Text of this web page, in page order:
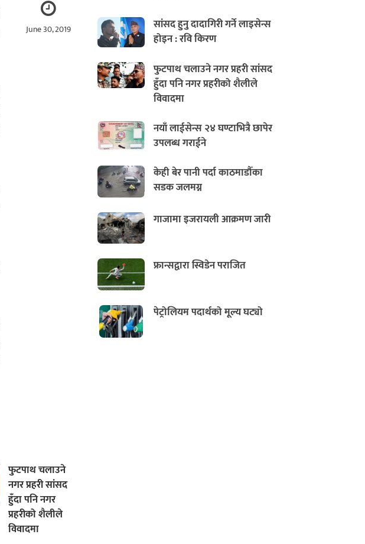
June 30, 2019
फुटपाथ चलाउने
नगर प्रहरी सांसद
हुँदा पनि नगर
प्रहरीको शैलीले
विवादमा
सांसद हुनु दादागिरी गर्ने लाइसेन्स
होइन : रवि किरण
फुटपाथ चलाउने नगर प्रहरी सांसद
हुँदा पनि नगर प्रहरीको शैलीले
विवादमा
नयाँ लाईसेन्स २४ घण्टाभित्रै छापेर
उपलब्ध गराईने
केही बेर पानी पर्दा काठमाडौँका
सडक जलमग्न
गाजामा इजरायली आक्रमण जारी
फ्रान्सद्वारा स्विडेन पराजित
पेट्रोलियम पदार्थको मूल्य घट्यो